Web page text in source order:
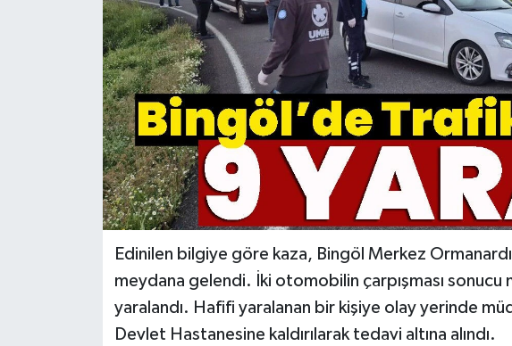
Edinilen bilgiye göre kaza, Bingöl Merkez
meydana gelendi. İki otomobilin çarpışması sonucu
yaralandı. Hafifi yaralanan bir kişiye olay yerinde
Devlet Hastanesine kaldırılarak tedavi altına alındı.
MERKEZ
RESMİ İLANLAR
SAĞLIK
SİYASET
SOLHAN
YAYLADERE